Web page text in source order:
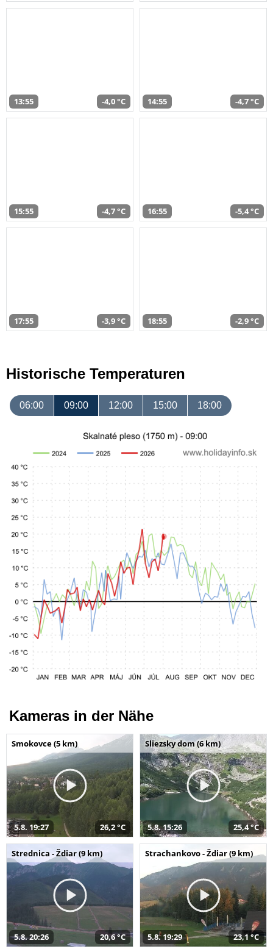
13:55 -4,0 °C 14:55 -4,7 °C
15:55 -4,7 °C 16:55 -5,4 °C
17:55 -3,9 °C 18:55 -2,9 °C
Historische Temperaturen
06:00 09:00 12:00 15:00 18:00
Kameras in der Nähe
Smokovce (5 km)
5.8. 19:27 26,2 °C
Sliezsky dom (6 km)
5.8. 15:26 25,4 °C
Strednica - Ždiar (9 km)
5.8. 20:26 20,6 °C
Strachankovo - Ždiar (9 km)
5.8. 19:29 23,1 °C